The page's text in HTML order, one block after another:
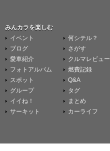
みんカラを楽しむ
イベント
ブログ
愛車紹介
フォトアルバム
スポット
グループ
イイね！
サーキット
何シテル？
さがす
クルマレビュー
燃費記録
Q&A
タグ
まとめ
カーライフ